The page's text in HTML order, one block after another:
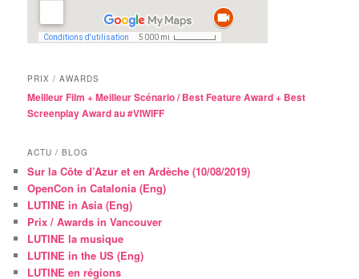
PRIX / AWARDS
Meilleur Film + Meilleur Scénario / Best Feature Award + Best
Screenplay Award au #VIWIFF
ACTU / BLOG
Sur la Côte d’Azur et en Ardèche (10/08/2019)
OpenCon in Catalonia (Eng)
LUTINE in Asia (Eng)
Prix / Awards in Vancouver
LUTINE la musique
LUTINE in the US (Eng)
LUTINE en régions